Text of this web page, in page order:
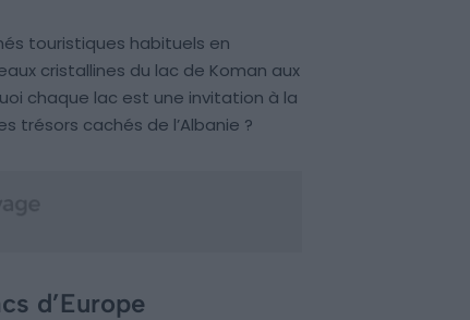
touristiques habituels en
cristallines du lac de Koman aux
chaque lac est une invitation à la
trésors cachés de l’Albanie ?
d’Europe